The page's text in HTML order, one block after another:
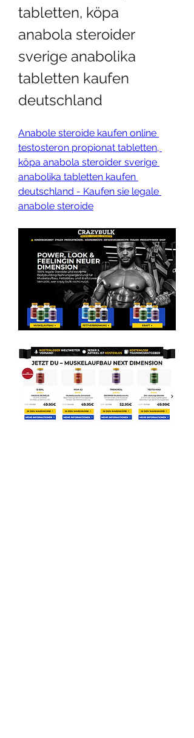
tabletten, köpa
anabola steroider
sverige anabolika
tabletten kaufen
deutschland
Anabole steroide kaufen online
testosteron propionat tabletten,
köpa anabola steroider sverige
anabolika tabletten kaufen
deutschland - Kaufen sie legale
anabole steroide